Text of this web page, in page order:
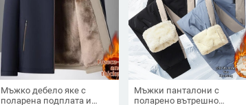
Мъжко дебело яке с
поларена подплата и
Мъжки панталони с
поларено вътрешно